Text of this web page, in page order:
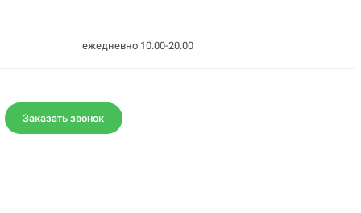
ежедневно 10:00-20:00
Заказать звонок